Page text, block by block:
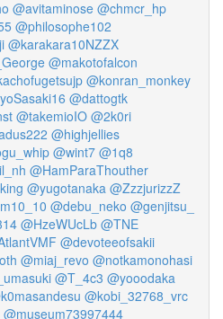
@avitaminose @chmcr_hp
@philosophe102
@karakara10NZZX
@makotofalcon
@konran_monkey
@dattogtk
@takemioIO @2k0ri
@highjellies
@wint7 @1q8
@HamParaThouther
@yugotanaka @ZzzjurizzZ
@debu_neko @genjitsu_
@HzeWUcLb @TNE
@devoteeofsakii
@miaj_revo @notkamonohasi
@T_4c3 @yooodaka
@kobi_32768_vrc
@museum73997444